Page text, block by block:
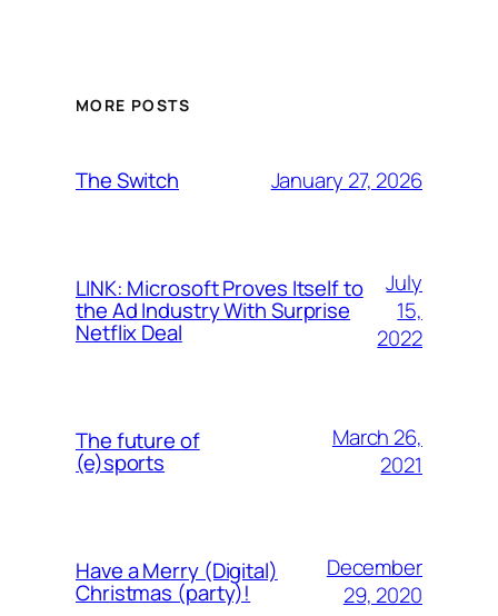
MORE POSTS
The Switch January 27, 2026
LINK: Microsoft Proves Itself to
the Ad Industry With Surprise
Netflix Deal
July
15,
2022
The future of
(e)sports
March 26,
2021
Have a Merry (Digital)
Christmas (party)!
December
29, 2020